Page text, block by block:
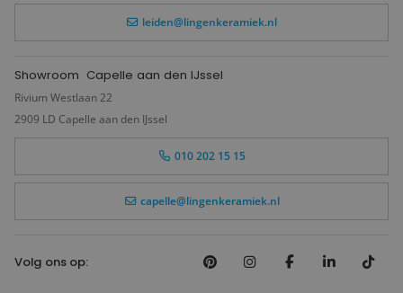
leiden@lingenkeramiek.nl
Showroom Capelle aan den IJssel
Rivium Westlaan 22
2909 LD Capelle aan den IJssel
010 202 15 15
capelle@lingenkeramiek.nl
Volg ons op: